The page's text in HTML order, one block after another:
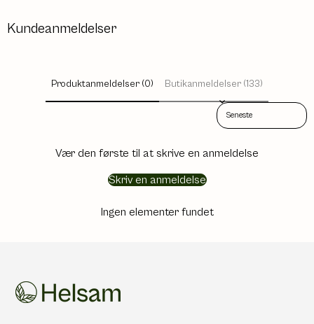
Kundeanmeldelser
Produktanmeldelser (0) Butikanmeldelser (133)
Sort reviews by
Vær den første til at skrive en anmeldelse
Skriv en anmeldelse
Ingen elementer fundet